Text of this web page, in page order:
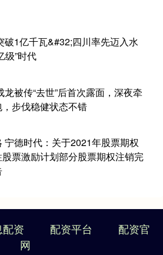
破1亿千瓦&#32;四川率先迈入水
级”时代
龙被传“去世”后首次露面，深夜牵
步伐稳健状态不错
宁德时代：关于2021年股票期权
票激励计划部分股票期权注销完
资 配资平台
配资官
网